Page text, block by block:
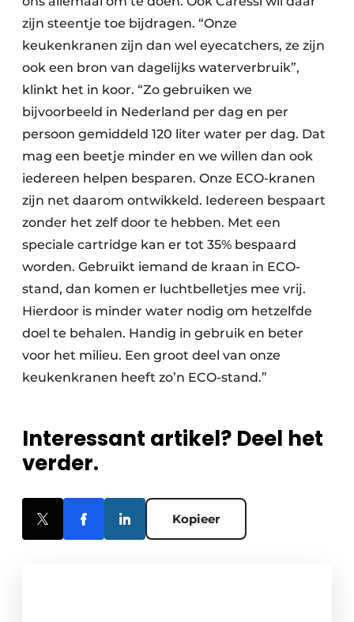
zijn steentje toe bijdragen. “Onze
keukenkranen zijn dan wel eyecatchers, ze zijn
ook een bron van dagelijks waterverbruik”,
klinkt het in koor. “Zo gebruiken we
bijvoorbeeld in Nederland per dag en per
persoon gemiddeld 120 liter water per dag. Dat
mag een beetje minder en we willen dan ook
iedereen helpen besparen. Onze ECO-kranen
zijn net daarom ontwikkeld. Iedereen bespaart
zonder het zelf door te hebben. Met een
speciale cartridge kan er tot 35% bespaard
worden. Gebruikt iemand de kraan in ECO-
stand, dan komen er luchtbelletjes mee vrij.
Hierdoor is minder water nodig om hetzelfde
doel te behalen. Handig in gebruik en beter
voor het milieu. Een groot deel van onze
keukenkranen heeft zo’n ECO-stand.”
Interessant artikel? Deel het
verder.
Kopieer